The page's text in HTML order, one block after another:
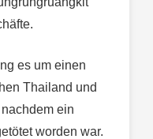
es um einen
Thailand und
ein
worden war.